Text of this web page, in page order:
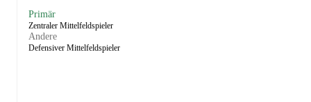
Primär
Zentraler Mittelfeldspieler
Andere
Defensiver Mittelfeldspieler